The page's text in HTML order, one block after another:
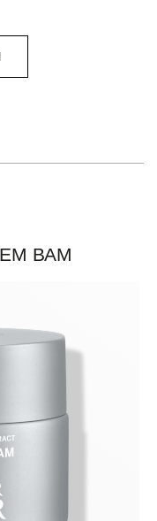
ВАМ